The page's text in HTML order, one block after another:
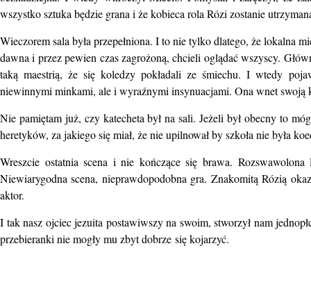
wszystko sztuka będzie grana i że kobieca rola Rózi zostanie
Wieczorem sala była przepełniona. I to nie tylko dlatego, że lokalna
dawna i przez pewien czas zagrożoną, chcieli oglądać wszyscy.
taką maestrią, że się koledzy pokładali ze śmiechu. I wtedy
niewinnymi minkami, ale i wyraźnymi insynuacjami. Ona wnet swoją
Nie pamiętam już, czy katecheta był na sali. Jeżeli był obecny to
heretyków, za jakiego się miał, że nie upilnował by szkoła nie była
Wreszcie ostatnia scena i nie kończące się brawa.
Niewiarygodna scena, nieprawdopodobna gra. Znakomitą Rózią
aktor.
I tak nasz ojciec jezuita postawiwszy na swoim, stworzył nam
przebieranki nie mogły mu zbyt dobrze się kojarzyć.